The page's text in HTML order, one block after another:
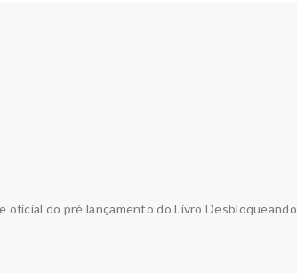
oficial do pré lançamento do Livro